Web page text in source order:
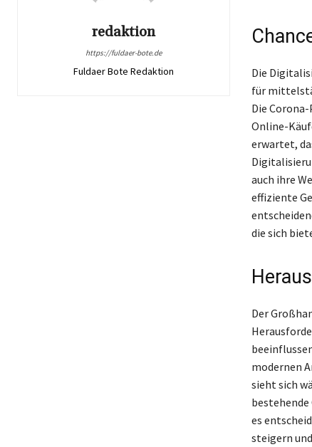
redaktion
https://fuldaer-bote.de
Fuldaer Bote Redaktion
Die
für
Die
Online-
erwartet,
auch ihre
effiziente
die sich
Der
modernen
sieht sich
es
steigern